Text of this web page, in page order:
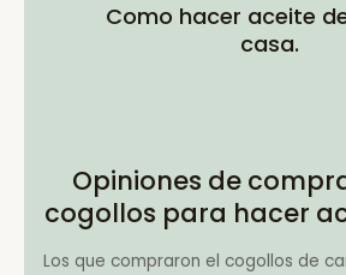
Como hacer aceite
casa.
Opiniones de
cogollos para hacer
Los que compraron el cogollos de